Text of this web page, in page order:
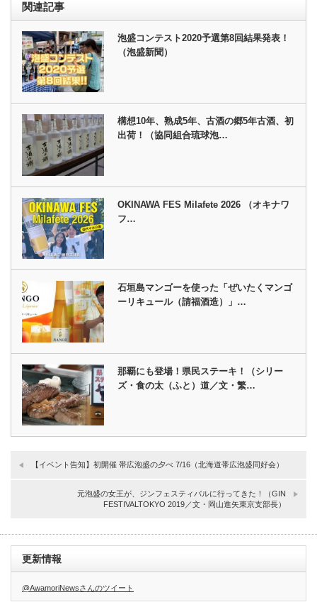
関連記事
泡盛コンテスト2020予選第8回結果発表！
（泡盛新聞）
構想10年、熟成5年、古酒の郷5年古酒、初
出荷！（協同組合琉球泡…
OKINAWA FES Milafete 2026 （オキナワ
フ…
石垣島マンゴーを使った「ぜいたくマンゴ
ーリキュール（請福酒造）」…
那覇にも登場！県民ステーキ！（シリー
ズ・食の太（ふと）道／文・繁…
【イベント告知】初開催 帯広泡盛の夕べ 7/16（北海道帯広泡盛同好会）
元泡盛の女王が、ジンフェスティバルに行ってきた！（GIN
FESTIVALTOKYO 2019／文・岡山進矢東京支部長）
更新情報
@AwamoriNewsさんのツイート